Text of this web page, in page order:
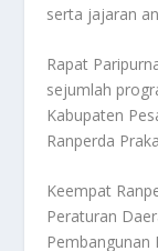
serta jajaran
Rapat
sejumlah
Kabupaten
Ranperda
Keempat
Peraturan
Pembangunan